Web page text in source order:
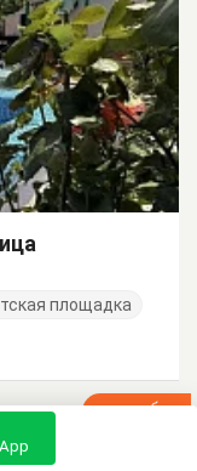
площадка
в октябре